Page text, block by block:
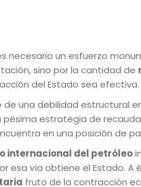
necesario un esfuerzo
sino por la cantidad de
del Estado sea efectiva.
de una debilidad estructural
pésima estrategia de
en una posición de
internacional del petróleo
esa vía obtiene el Estado. A
fruto de la contracción